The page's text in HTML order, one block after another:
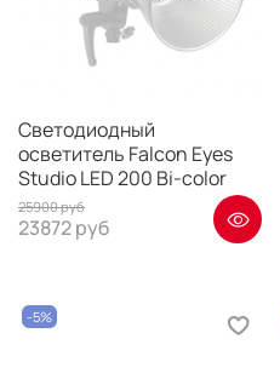
Светодиодный
осветитель Falcon Eyes
Studio LED 200 Bi-color
25900 руб
23872 руб
-5%